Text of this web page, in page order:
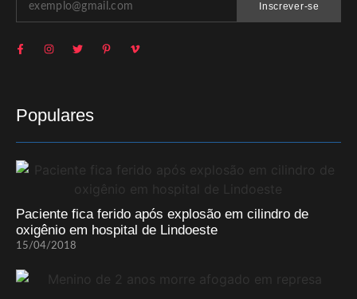
Inscrever-se
Populares
Paciente fica ferido após explosão em cilindro de
oxigênio em hospital de Lindoeste
15/04/2018